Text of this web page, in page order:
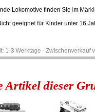
Lokomotive finden Sie im
geeignet für Kinder unter 16
1-3 Werktage - Zwischenverkauf
Artikel dieser